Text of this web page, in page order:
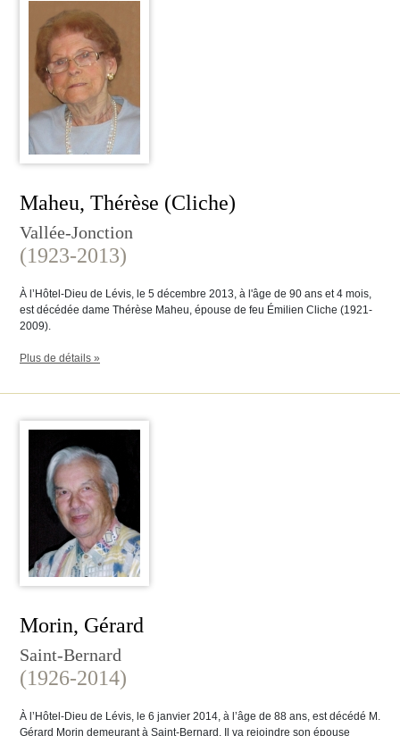
Maheu, Thérèse (Cliche)
Vallée-Jonction
(1923-2013)
À l’Hôtel-Dieu de Lévis, le 5 décembre 2013, à l'âge de 90 ans et 4 mois,
est décédée dame Thérèse Maheu, épouse de feu Émilien Cliche (1921-
2009).
Plus de détails »
Morin, Gérard
Saint-Bernard
(1926-2014)
À l’Hôtel-Dieu de Lévis, le 6 janvier 2014, à l’âge de 88 ans, est décédé M.
Gérard Morin demeurant à Saint-Bernard. Il va rejoindre son épouse